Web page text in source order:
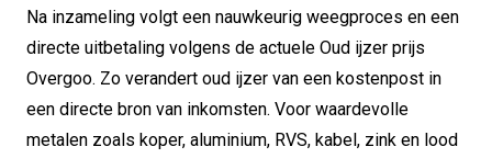
Na inzameling volgt een nauwkeurig weegproces en een
directe uitbetaling volgens de actuele Oud ijzer prijs
Overgoo. Zo verandert oud ijzer van een kostenpost in
een directe bron van inkomsten. Voor waardevolle
metalen zoals koper, aluminium, RVS, kabel, zink en lood